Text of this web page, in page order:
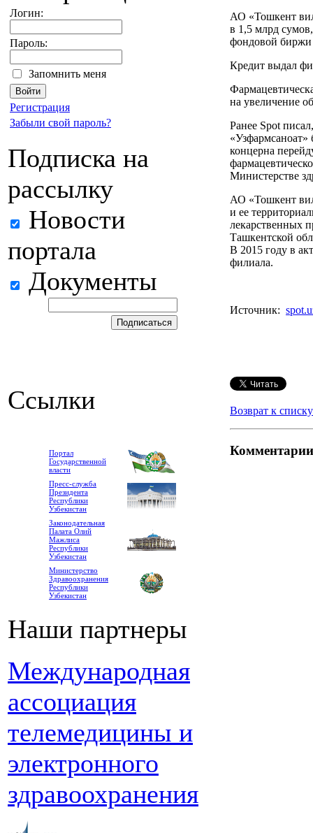
Логин:
Пароль:
Запомнить меня
Регистрация
Забыли свой пароль?
Подписка на
рассылку
Новости
портала
Документы
Ссылки
Портал
Государственной
власти
Пресс-служба
Президента
Республики
Узбекистан
Законодательная
Палата Олий
Мажлиса
Республики
Узбекистан
Министерство
Здравоохранения
Республики
Узбекистан
Наши партнеры
Международная
ассоциация
телемедицины и
электронного
здравоохранения
АО «Тошкент
в 1,5 млрд
фондовой
Кредит выдал
на увеличение
Ранее Spot
«Узфармсаноат»
концерна
Министерстве
АО «Тошкент
и ее
лекарственных
Ташкентской
В 2015 году в
филиала.
Источник:
Возврат к списку
Комментарии